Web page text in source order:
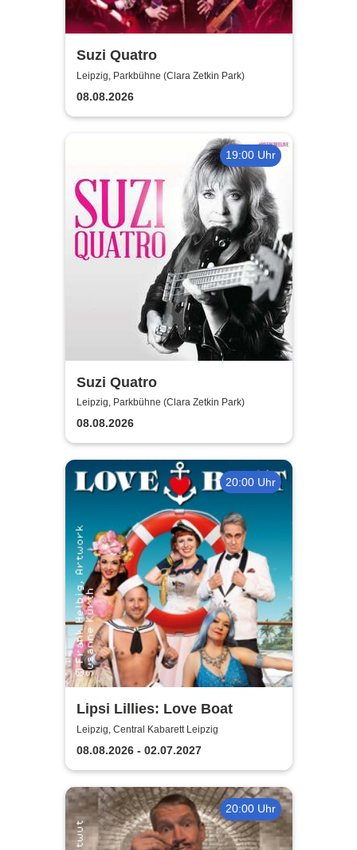
Suzi Quatro
Leipzig, Parkbühne (Clara Zetkin Park)
08.08.2026
19:00 Uhr
Suzi Quatro
Leipzig, Parkbühne (Clara Zetkin Park)
08.08.2026
20:00 Uhr
Lipsi Lillies: Love Boat
Leipzig, Central Kabarett Leipzig
08.08.2026 - 02.07.2027
20:00 Uhr